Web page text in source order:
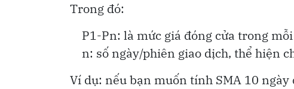
Trong đó:
P1-Pn: là mức giá đóng cửa trong
n: số ngày/phiên giao dịch, thể hiện
Ví dụ: nếu bạn muốn tính SMA 10 ngày